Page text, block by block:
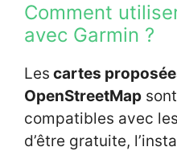
Comment
avec Garmin ?
Les cartes
OpenStreetMap
compatibles avec les
d’être gratuite,